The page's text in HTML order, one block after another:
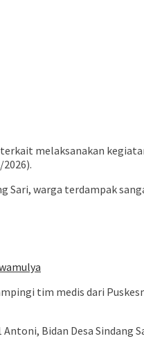
melaksanakan
Sari, warga terdampak
tim medis dari
Bidan Desa